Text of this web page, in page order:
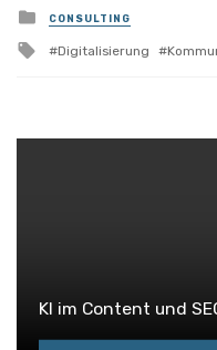
Posted
in
CONSULTING
Tagged
Digitalisierung
KI im Content und